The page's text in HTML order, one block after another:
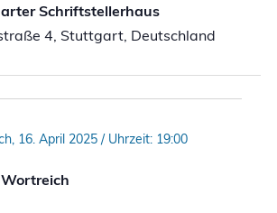
Schriftstellerhaus
4, Stuttgart, Deutschland
16. April 2025 / Uhrzeit: 19:00